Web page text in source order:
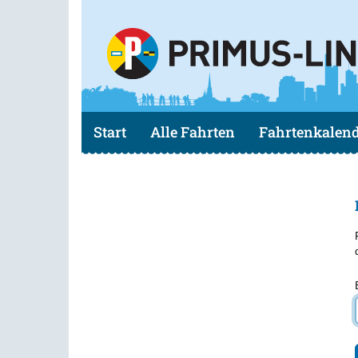
Start Alle Fahrten
Anrufen